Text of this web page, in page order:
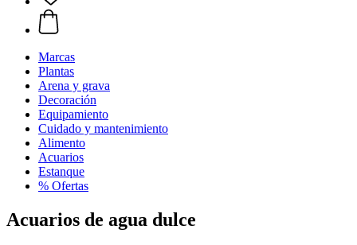
Marcas
Plantas
Arena y grava
Decoración
Equipamiento
Cuidado y mantenimiento
Alimento
Acuarios
Estanque
% Ofertas
Acuarios de agua dulce